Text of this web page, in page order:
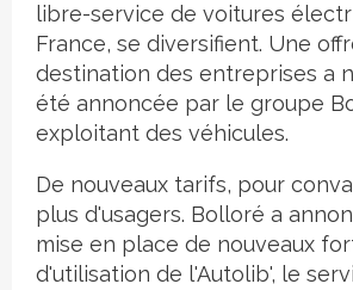
libre-service de voitures
France, se diversifient. Une
destination des entreprises a
été annoncée par le groupe
exploitant des véhicules.
De nouveaux tarifs, pour
plus d'usagers. Bolloré a
mise en place de nouveaux
d'utilisation de l'Autolib', le